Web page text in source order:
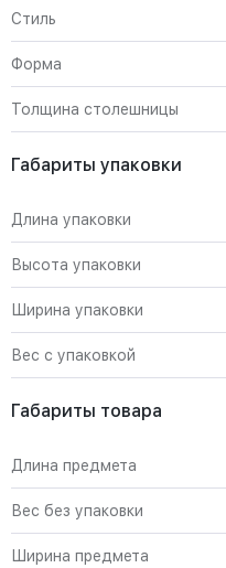
Стиль
Форма
Толщина столешницы
Габариты упаковки
Длина упаковки
Высота упаковки
Ширина упаковки
Вес с упаковкой
Габариты товара
Длина предмета
Вес без упаковки
Ширина предмета